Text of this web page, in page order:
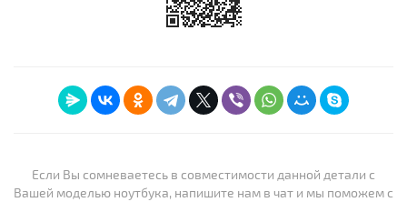
Если Вы сомневаетесь в совместимости данной детали с
Вашей моделью ноутбука, напишите нам в чат и мы поможем с